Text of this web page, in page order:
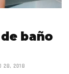
baño
28, 2018